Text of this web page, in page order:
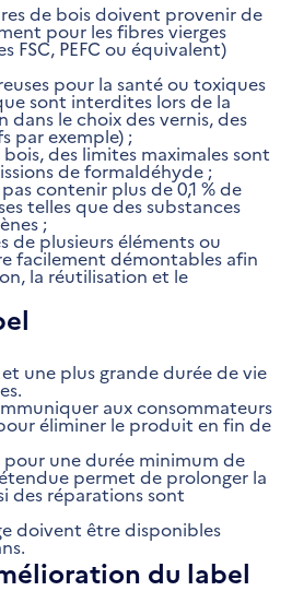
de bois doivent provenir de
pour les fibres vierges
FSC, PEFC ou équivalent)
pour la santé ou toxiques
sont interdites lors de la
le choix des vernis, des
par exemple) ;
des limites maximales sont
de formaldéhyde ;
contenir plus de 0,1 % de
telles que des substances
;
de plusieurs éléments ou
facilement démontables afin
la réutilisation et le
une plus grande durée de vie
aux consommateurs
éliminer le produit en fin de
une durée minimum de
permet de prolonger la
des réparations sont
doivent être disponibles
du label